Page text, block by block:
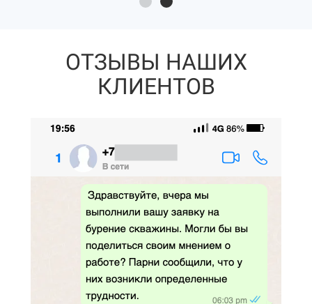
ОТЗЫВЫ НАШИХ
КЛИЕНТОВ